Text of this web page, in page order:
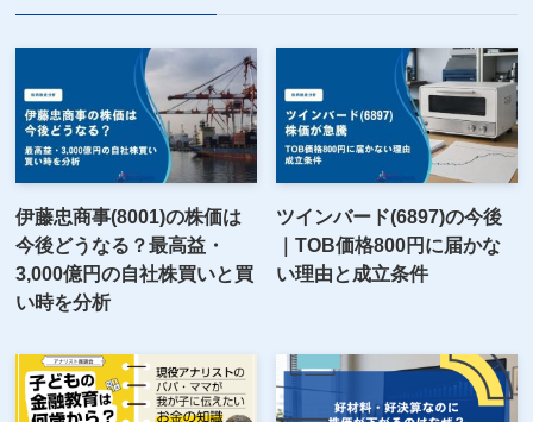
伊藤忠商事(8001)の株価は
今後どうなる？最高益・
3,000億円の自社株買いと買
い時を分析
ツインバード(6897)の今後
｜TOB価格800円に届かな
い理由と成立条件